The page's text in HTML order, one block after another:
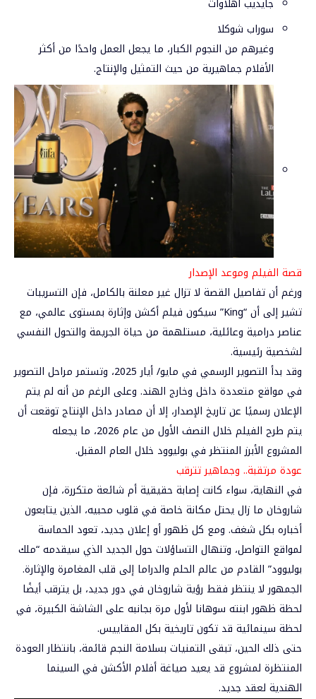
جايديب أهلاوات
سوراب شوكلا
وغيرهم من النجوم الكبار، ما يجعل العمل واحدًا من أكثر
الأفلام جماهيرية من حيث التمثيل والإنتاج.
قصة الفيلم وموعد الإصدار
ورغم أن تفاصيل القصة لا تزال غير معلنة بالكامل، فإن التسريبات
تشير إلى أن “King” سيكون فيلم أكشن وإثارة بمستوى عالمي، مع
عناصر درامية وعائلية، مستلهمة من حياة الجريمة والتحول النفسي
لشخصية رئيسية.
وقد بدأ التصوير الرسمي في مايو/ أيار 2025، وتستمر مراحل التصوير
في مواقع متعددة داخل وخارج الهند. وعلى الرغم من أنه لم يتم
الإعلان رسميًا عن تاريخ الإصدار، إلا أن مصادر داخل الإنتاج توقعت أن
يتم طرح الفيلم خلال النصف الأول من عام 2026، ما يجعله
المشروع الأبرز المنتظر في بوليوود خلال العام المقبل.
عودة مرتقبة.. وجماهير تترقب
في النهاية، سواء كانت إصابة حقيقية أم شائعة متكررة، فإن
شاروخان ما زال يحتل مكانة خاصة في قلوب محبيه، الذين يتابعون
أخباره بكل شغف. ومع كل ظهور أو إعلان جديد، تعود الحماسة
لمواقع التواصل، وتنهال التساؤلات حول الجديد الذي سيقدمه “ملك
بوليوود” القادم من عالم الحلم والدراما إلى قلب المغامرة والإثارة.
الجمهور لا ينتظر فقط رؤية شاروخان في دور جديد، بل يترقب أيضًا
لحظة ظهور ابنته سوهانا لأول مرة بجانبه على الشاشة الكبيرة، في
لحظة سينمائية قد تكون تاريخية بكل المقاييس.
حتى ذلك الحين، تبقى التمنيات بسلامة النجم قائمة، بانتظار العودة
المنتظرة لمشروع قد يعيد صياغة أفلام الأكشن في السينما
الهندية لعقد جديد.